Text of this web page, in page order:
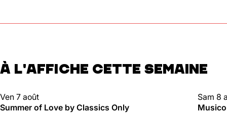
À L'AFFICHE CETTE SEMAINE
CLUBBING
Ven 7 août
Summer of Love by Classics Only
Sam 8